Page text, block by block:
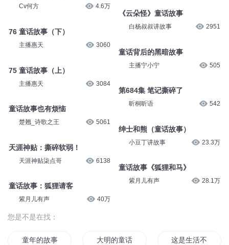
Cv何方 4.6万
76 童话故事（下）
主播惠天 3060
75 童话故事（上）
主播惠天 3084
童话故事也有烦恼
楚翘_诗歌之王 5061
天涯神贴：撕碎软弱！
天涯神贴柒点哥 6138
童话故事：狐狸请客
紫月儿有声 40万
《云朵怪》童话故事
白杨叔叔讲故事 2951
童话背后的黑暗故事
主播宁小宁 505
第684集 笔记撕碎了
昕桐昕语 542
绅士和熊（童话故事）
小豆丁讲故事 23.3万
童话故事《狐狸和马》
紫月儿有声 28.1万
您是不是在找：
童年的故事 大明的童话 这是生活不是童话